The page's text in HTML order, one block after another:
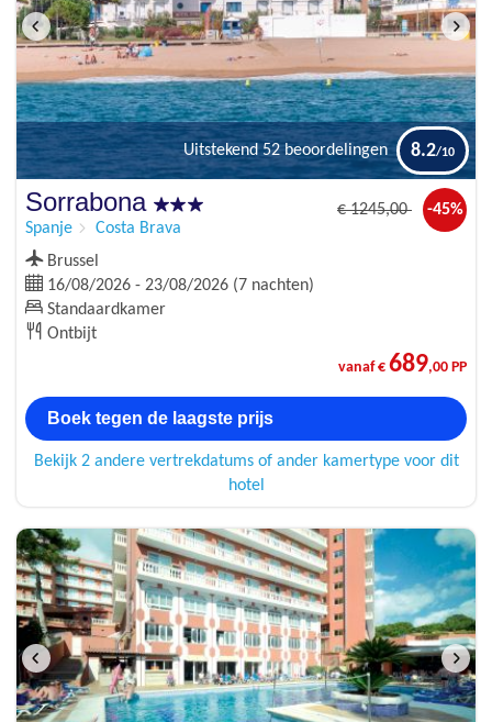
Uitstekend 52 beoordelingen 8.2
Sorrabona
Spanje Costa Brava
€1245,00 -45%
Brussel
16/08/2026 - 23/08/2026 (7 nachten)
Standaardkamer
Ontbijt
vanaf € 689,00 PP
Boek tegen de laagste prijs
Bekijk 2 andere vertrekdatums of ander kamertype voor dit
hotel